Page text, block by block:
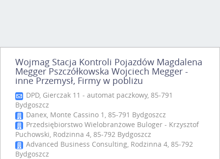
Wojmag Stacja Kontroli Pojazdów Magdalena
Megger Pszczółkowska Wojciech Megger -
inne Przemysł, Firmy w pobliżu
DPD, Gierczak 11 - automat paczkowy, 85-791
Bydgoszcz
Danex, Monte Cassino 1, 85-791 Bydgoszcz
Przedsiębiorstwo Wielobranżowe Buloger - Krzysztof
Puchowski, Rodzinna 4, 85-792 Bydgoszcz
Advanced Business Consulting, Rodzinna 4, 85-792
Bydgoszcz